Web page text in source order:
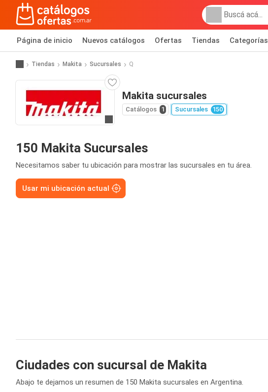
Página de inicio Nuevos catálogos Ofertas Tiendas Categorías
Tiendas Makita Sucursales Q
Makita sucursales
Catálogos 1 Sucursales 150
150 Makita Sucursales
Necesitamos saber tu ubicación para mostrar las sucursales en tu área.
Usar mi ubicación actual
Ciudades con sucursal de Makita
Abajo te dejamos un resumen de 150 Makita sucursales en Argentina.